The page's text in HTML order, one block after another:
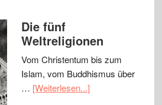
Die fünf
Weltreligionen
Vom Christentum bis zum
Islam, vom Buddhismus über
… [Weiterlesen...]